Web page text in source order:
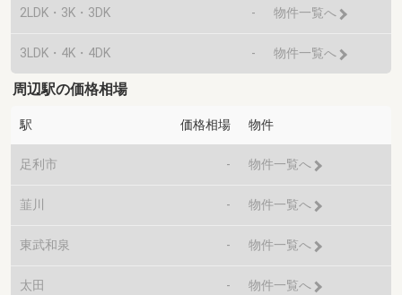
2LDK・3K・3DK - 物件一覧へ
3LDK・4K・4DK - 物件一覧へ
周辺駅の価格相場
駅 価格相場 物件
足利市 - 物件一覧へ
韮川 - 物件一覧へ
東武和泉 - 物件一覧へ
太田 - 物件一覧へ